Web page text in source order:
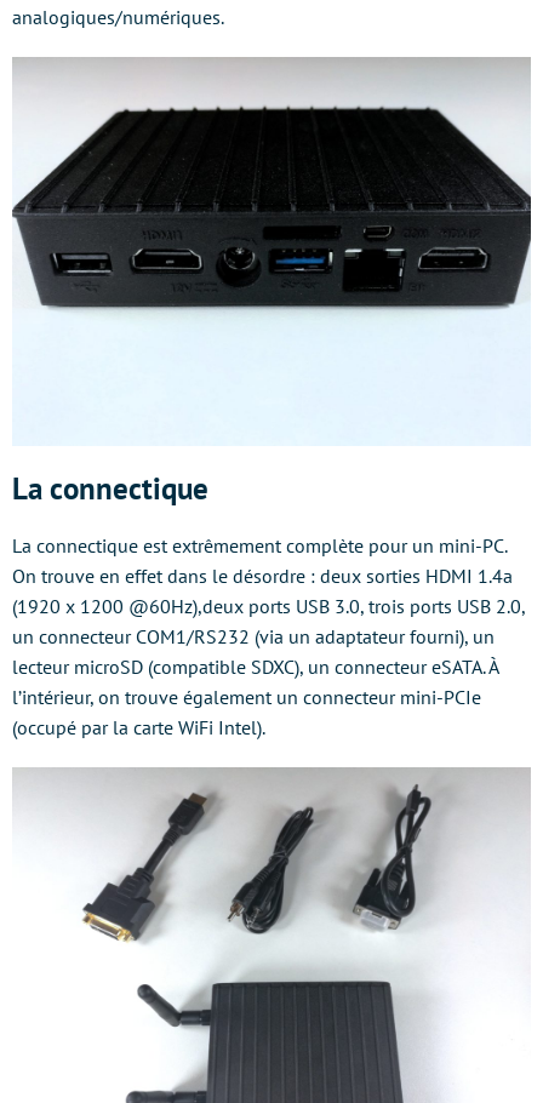
analogiques/numériques.
La connectique
La connectique est extrêmement complète pour un mini-PC.
On trouve en effet dans le désordre : deux sorties HDMI 1.4a
(1920 x 1200 @60Hz),deux ports USB 3.0, trois ports USB 2.0,
un connecteur COM1/RS232 (via un adaptateur fourni), un
lecteur microSD (compatible SDXC), un connecteur eSATA. À
l’intérieur, on trouve également un connecteur mini-PCIe
(occupé par la carte WiFi Intel).